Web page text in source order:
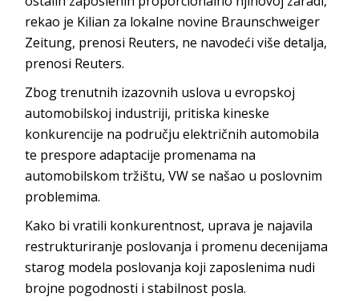
rekao je Kilian za lokalne novine Braunschweiger
Zeitung, prenosi Reuters, ne navodeći više detalja,
prenosi Reuters.
Zbog trenutnih izazovnih uslova u evropskoj
automobilskoj industriji, pritiska kineske
konkurencije na području električnih automobila
te prespore adaptacije promenama na
automobilskom tržištu, VW se našao u poslovnim
problemima.
Kako bi vratili konkurentnost, uprava je najavila
restrukturiranje poslovanja i promenu decenijama
starog modela poslovanja koji zaposlenima nudi
brojne pogodnosti i stabilnost posla.